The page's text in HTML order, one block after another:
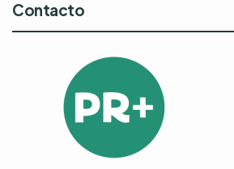
Contacto